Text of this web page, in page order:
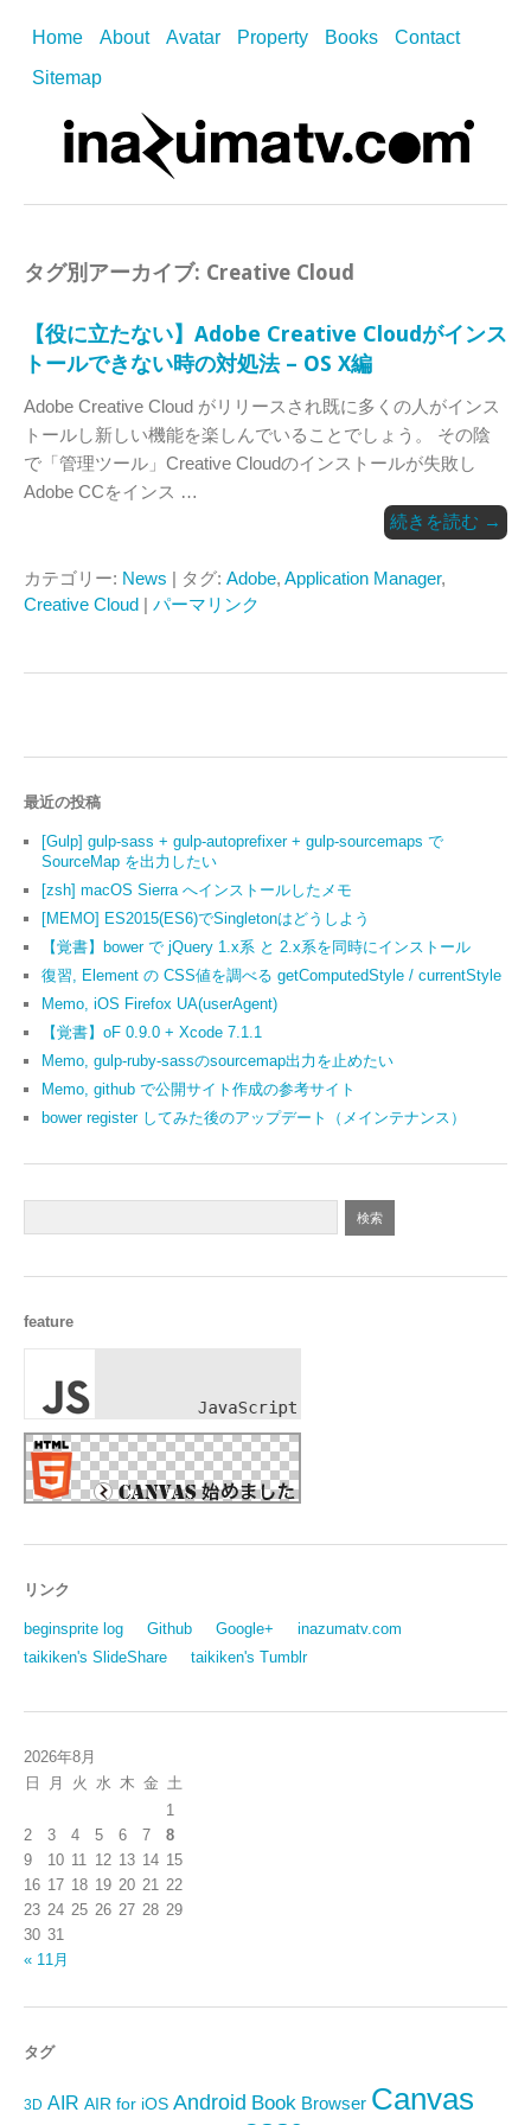
Home About Avatar Property Books
Contact
Sitemap
タグ別アーカイブ: Creative Cloud
【役に立たない】Adobe Creative Cloudがインス
トールできない時の対処法 – OS X編
Adobe Creative Cloud がリリースされ既に多くの人がインス
トールし新しい機能を楽しんでいることでしょう。 その陰
で「管理ツール」Creative Cloudのインストールが失敗し
Adobe CCをインス …
続きを読む →
カテゴリー: News | タグ: Adobe, Application Manager,
Creative Cloud | パーマリンク
最近の投稿
[Gulp] gulp-sass + gulp-autoprefixer + gulp-sourcemaps で
SourceMap を出力したい
[zsh] macOS Sierra へインストールしたメモ
[MEMO] ES2015(ES6)でSingletonはどうしよう
【覚書】bower で jQuery 1.x系 と 2.x系を同時にインストール
復習, Element の CSS値を調べる getComputedStyle / currentStyle
Memo, iOS Firefox UA(userAgent)
【覚書】oF 0.9.0 + Xcode 7.1.1
Memo, gulp-ruby-sassのsourcemap出力を止めたい
Memo, github で公開サイト作成の参考サイト
bower register してみた後のアップデート（メインテナンス）
feature
リンク
beginsprite log Github Google+
inazumatv.com
taikiken's SlideShare
taikiken's Tumblr
2026年8月
日
月 火 水 木 金 土
1
2
3 4 5 6 7
8
9
10 11 12 13 14 15
16 17 18 19 20 21 22
23 24 25 26 27 28 29
30 31
« 11月
タグ
3D AIR AIR for iOS Android Book Browser Canvas